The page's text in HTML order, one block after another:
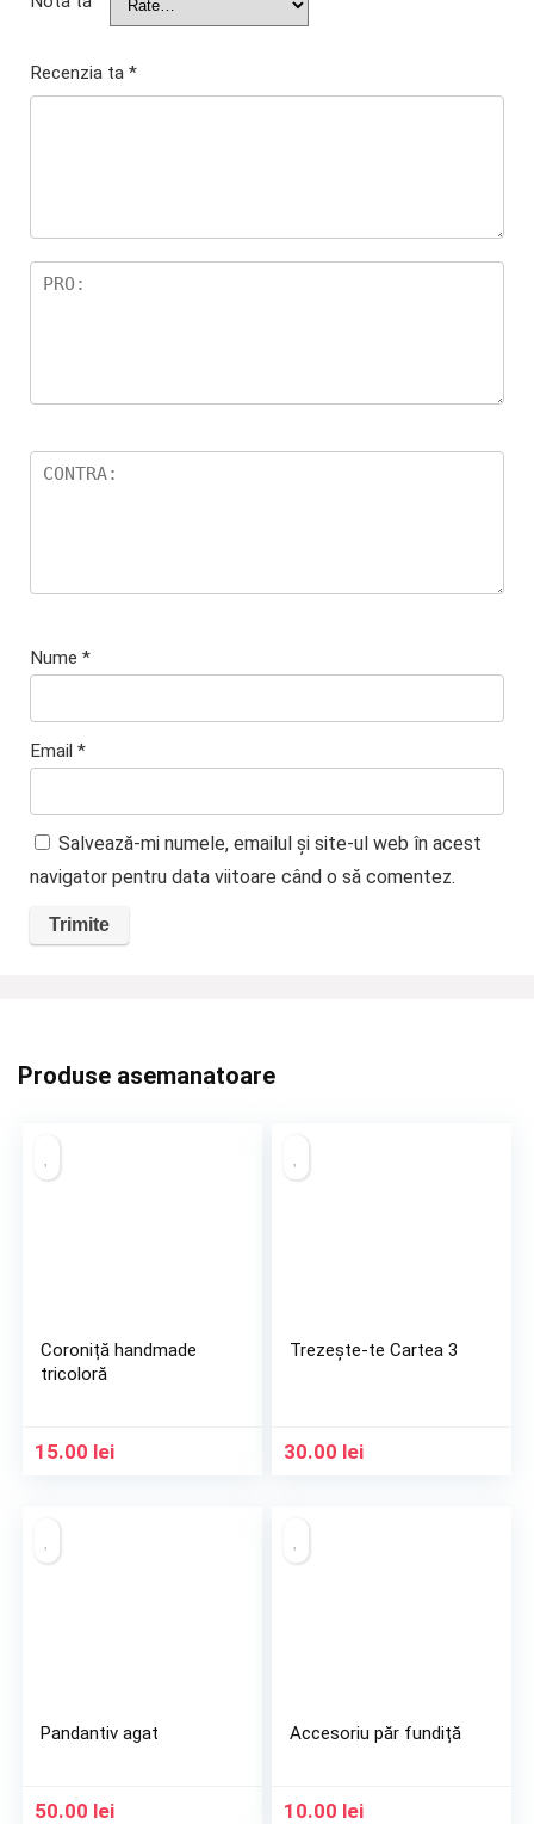
Recenzia ta *
Nume *
Email *
Salvează-mi numele, emailul și site-ul web în acest
navigator pentru data viitoare când o să comentez.
Produse asemanatoare
Coroniță handmade
tricoloră
15.00 lei
Trezește-te Cartea 3
30.00 lei
Pandantiv agat
50.00 lei
Accesoriu păr fundiță
10.00 lei